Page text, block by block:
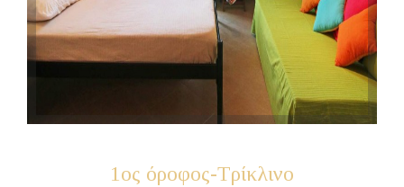
1ος όροφος-Τρίκλινο